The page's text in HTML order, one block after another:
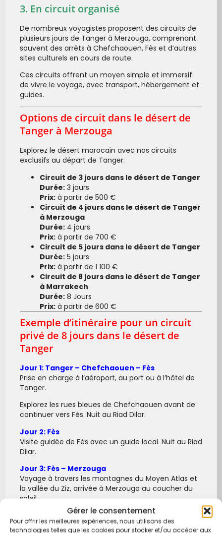
Gérer le consentement
Pour offrir les meilleures expériences, nous utilisons des
technologies telles que les cookies pour stocker et/ou accéder aux
3. En circuit organisé
De nombreux voyagistes proposent des circuits de
plusieurs jours de Tanger à Merzouga, comprenant
souvent des arrêts à Chefchaouen, Fès et d’autres
sites culturels en cours de route.
Ces circuits offrent un moyen simple et immersif
de vivre le voyage, avec transport, hébergement et
guides.
Options de circuit dans le désert de
Tanger à Merzouga
Explorez le désert marocain avec nos circuits
exclusifs au départ de Tanger:
Circuit de 3 jours dans le désert de Tanger
Durée: 3 jours
Prix: à partir de 500 €
Circuit de 4 jours dans le désert de Tanger
à Merzouga
Durée: 4 jours
Prix: à partir de 700 €
Circuit de 5 jours dans le désert de Tanger
Durée: 5 jours
Prix: à partir de 1 100 €
Circuit de 8 jours dans le désert de Tanger
à Marrakech
Durée: 8 Jours
Prix: à partir de 600 €
Exemple d’itinéraire pour un circuit
privé de 8 jours dans le désert de
Tanger
Jour 1: Tanger – Chefchaouen – Fès
Prise en charge à l’aéroport, au port ou à l’hôtel de
Tanger.
Explorez les rues bleues de Chefchaouen avant de
continuer vers Fès. Nuit au Riad Dilar.
Jour 2: Fès
Visite guidée de Fès avec un guide local. Nuit au Riad
Dilar.
Jour 3: Fès – Merzouga
Voyage à travers les montagnes du Moyen Atlas et
la vallée du Ziz, arrivée à Merzouga au coucher du
soleil.
Jour 4: Merzouga
Découvrez la culture nomade, visitez le village de